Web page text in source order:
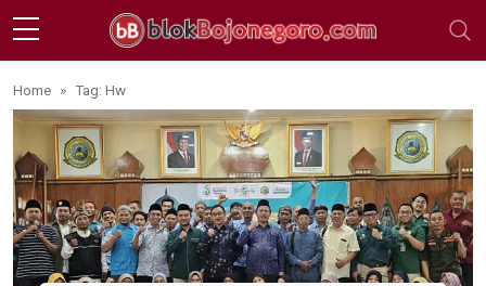
Skip to main content
Home Tag: Hw